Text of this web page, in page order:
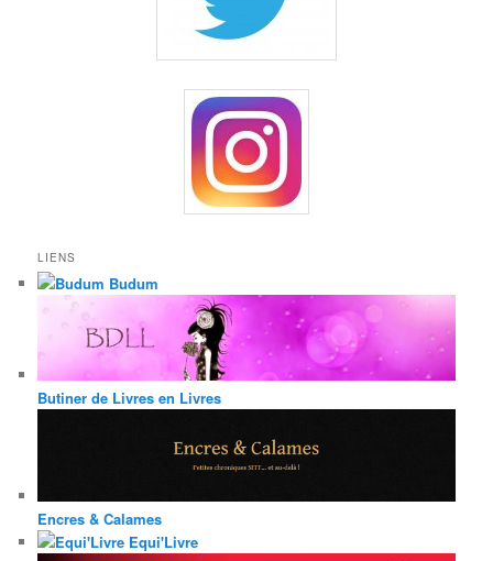
LIENS
Budum
Butiner de Livres en Livres
Encres & Calames
Equi'Livre